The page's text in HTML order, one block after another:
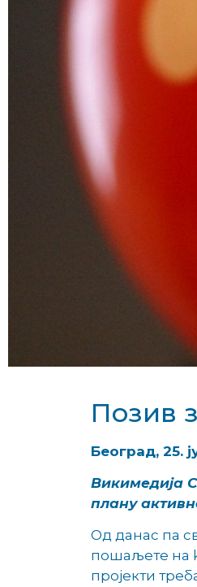
Позив
Београд, 25.
Викимедија
плану
Од данас па
пошаљете на
пројекти